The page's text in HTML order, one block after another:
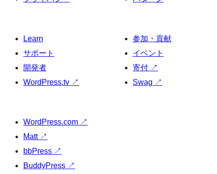
Learn
サポート
開発者
WordPress.tv ↗
参加・貢献
イベント
寄付 ↗
Swag ↗
WordPress.com ↗
Matt ↗
bbPress ↗
BuddyPress ↗